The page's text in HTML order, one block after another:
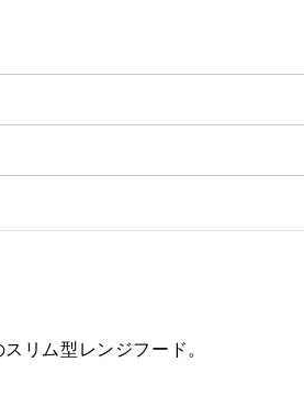
リム型レンジフード。